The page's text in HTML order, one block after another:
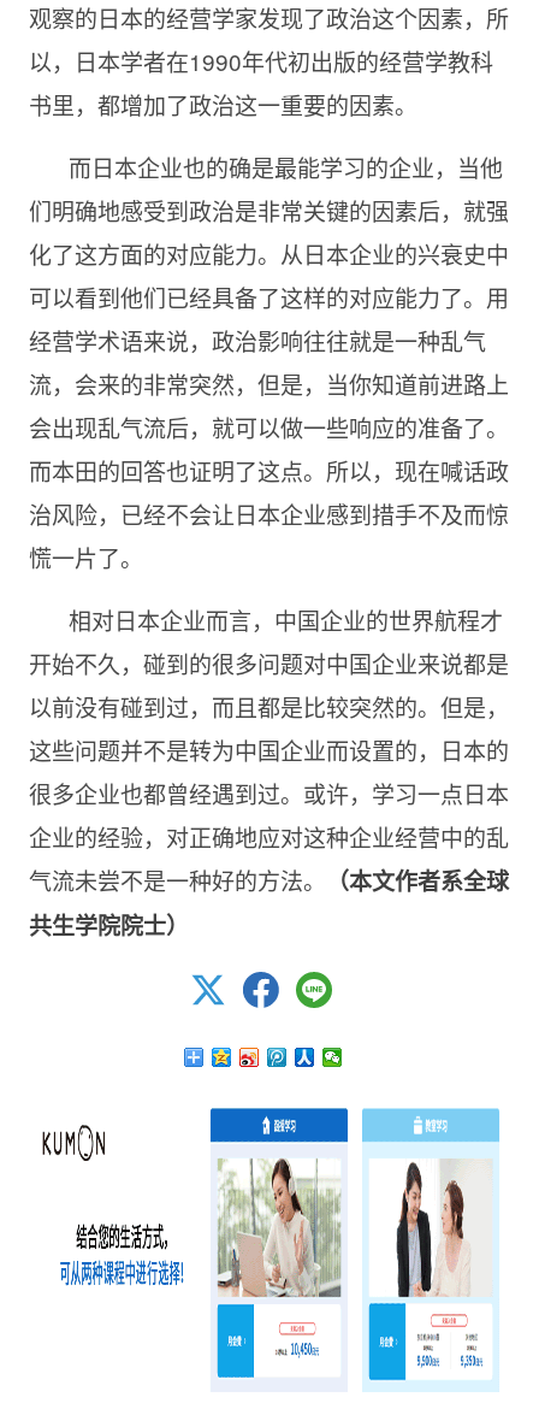
观察的日本的经营学家发现了政治这个因素，所
以，日本学者在1990年代初出版的经营学教科
书里，都增加了政治这一重要的因素。
而日本企业也的确是最能学习的企业，当他
们明确地感受到政治是非常关键的因素后，就强
化了这方面的对应能力。从日本企业的兴衰史中
可以看到他们已经具备了这样的对应能力了。用
经营学术语来说，政治影响往往就是一种乱气
流，会来的非常突然，但是，当你知道前进路上
会出现乱气流后，就可以做一些响应的准备了。
而本田的回答也证明了这点。所以，现在喊话政
治风险，已经不会让日本企业感到措手不及而惊
慌一片了。
相对日本企业而言，中国企业的世界航程才
开始不久，碰到的很多问题对中国企业来说都是
以前没有碰到过，而且都是比较突然的。但是，
这些问题并不是转为中国企业而设置的，日本的
很多企业也都曾经遇到过。或许，学习一点日本
企业的经验，对正确地应对这种企业经营中的乱
气流未尝不是一种好的方法。
（本文作者系全球
共生学院院士）